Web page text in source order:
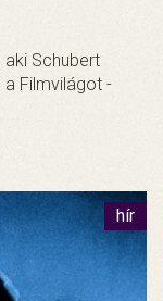
Schubert
a Filmvilágot -
hír